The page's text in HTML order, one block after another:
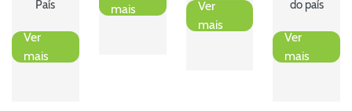
País
Ver
mais
mais
Ver
mais
do país
Ver
mais